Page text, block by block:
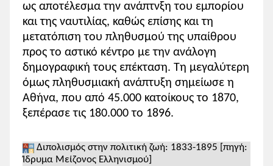
ως αποτέλεσμα την ανάπτνξη του εμπορίου
και της ναυτιλίας, καθώς επίσης και τη
μετατόπιση του πληθυσμού της υπαίθρου
προς το αστικό κέντρο με την ανάλογη
δημογραφική τους επέκταση. Τη μεγαλύτερη
όμως πληθυσμιακή ανάπτυξη σημείωσε η
Αθήνα, που από 45.000 κατοίκους το 1870,
ξεπέρασε τις 180.000 το 1896.
Διπολισμός στην πολιτική ζωή: 1833-1895 [πηγή:
Ίδρυμα Μείζονος Ελληνισμού]